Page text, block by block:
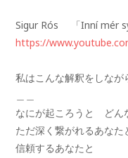
Sigur Rós 「Inní mér
https://
私はこんな解釈をしなが
なにが起ころうと どん
ただ深く繋がれるあなた
信頼するあなたと